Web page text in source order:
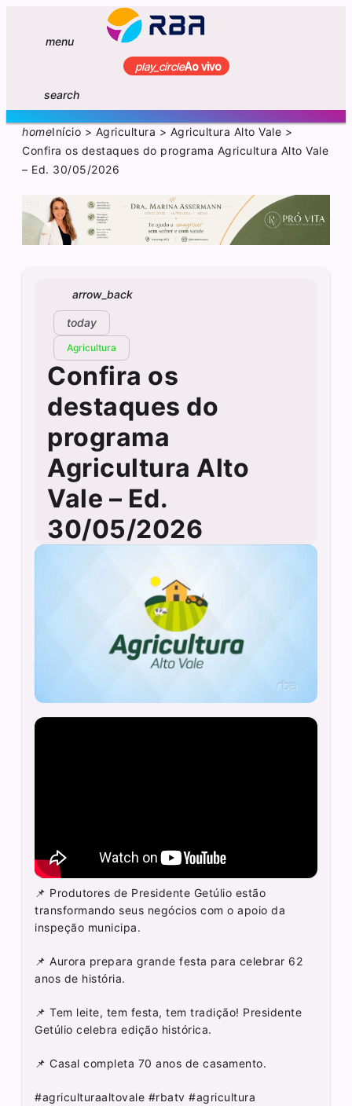
menu
play_circleAo vivo
search
homeInício > Agricultura > Agricultura Alto Vale >
Confira os destaques do programa Agricultura Alto Vale
– Ed. 30/05/2026
arrow_back
today
Agricultura
Confira os
destaques do
programa
Agricultura Alto
Vale – Ed.
30/05/2026
📌 Produtores de Presidente Getúlio estão
transformando seus negócios com o apoio da
inspeção municipa.
📌 Aurora prepara grande festa para celebrar 62
anos de história.
📌 Tem leite, tem festa, tem tradição! Presidente
Getúlio celebra edição histórica.
📌 Casal completa 70 anos de casamento.
#agriculturaaltovale #rbatv #agricultura